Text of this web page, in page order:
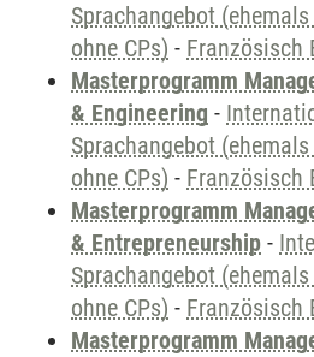
Sprachangebot
ohne CPs) - Französisch
Masterprogramm
& Engineering -
Sprachangebot
ohne CPs) - Französisch
Masterprogramm
& Entrepreneurship -
Sprachangebot
ohne CPs) - Französisch
Masterprogramm